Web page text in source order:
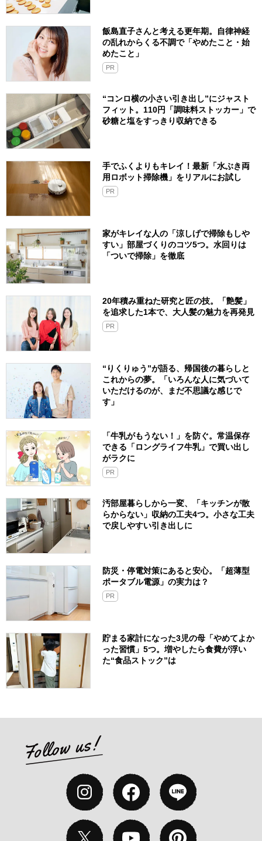
飯島直子さんと考える更年期。自律神経
の乱れからくる不調で「やめたこと・始
めたこと」
PR
“コンロ横の小さい引き出し”にジャスト
フィット。110円「調味料ストッカー」で
砂糖と塩をすっきり収納できる
手でふくよりもキレイ！最新「水ぶき両
用ロボット掃除機」をリアルにお試し
PR
家がキレイな人の「涼しげで掃除もしや
すい」部屋づくりのコツ5つ。水回りは
「ついで掃除」を徹底
20年積み重ねた研究と匠の技。「艶髪」
を追求した1本で、大人髪の魅力を再発見
PR
“りくりゅう”が語る、帰国後の暮らしと
これからの夢。「いろんな人に気づいて
いただけるのが、まだ不思議な感じで
す」
「牛乳がもうない！」を防ぐ。常温保存
できる「ロングライフ牛乳」で買い出し
がラクに
PR
汚部屋暮らしから一変、「キッチンが散
らからない」収納の工夫4つ。小さな工夫
で戻しやすい引き出しに
防災・停電対策にあると安心。「超薄型
ポータブル電源」の実力は？​
PR
貯まる家計になった3児の母「やめてよか
った習慣」5つ。増やしたら食費が浮い
た“食品ストック”は